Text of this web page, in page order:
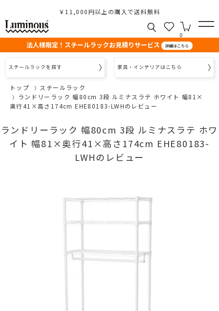
￥11,000円以上の購入で送料無料
0
法人様限定！スチールラックお見積りサービス 詳細はこちら
スチールラックを探す 家具・インテリアはこちら
トップ
スチールラック
ランドリーラック 幅80cm 3段 ルミナスラテ ホワイト 幅81×
奥行41×高さ174cm EHE80183-LWHのレビュー
ランドリーラック 幅80cm 3段 ルミナスラテ ホワ
イト 幅81×奥行41×高さ174cm EHE80183-
LWHのレビュー